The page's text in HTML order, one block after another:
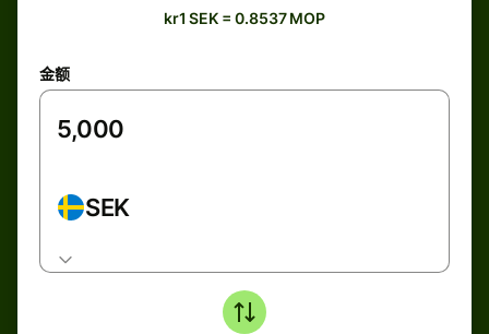
kr1 SEK = 0.8537 MOP
金额
SEK